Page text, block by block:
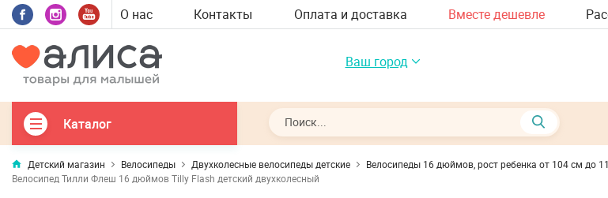
О нас Контакты Оплата и доставка Вместе дешевле
Ваш город
Каталог
Детский магазин Велосипеды Двухколесные велосипеды детские Велосипеды 16 дюймов, рост ребенка от 104 см до
Велосипед Тилли Флеш 16 дюймов Tilly Flash детский двухколесный